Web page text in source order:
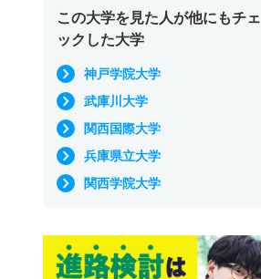
この大学を見た人が他にもチェ
ックした大学
神戸学院大学
武庫川大学
関西国際大学
兵庫県立大学
関西学院大学